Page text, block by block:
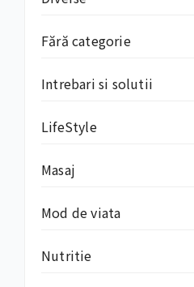
Fără categorie
Intrebari si solutii
LifeStyle
Masaj
Mod de viata
Nutritie